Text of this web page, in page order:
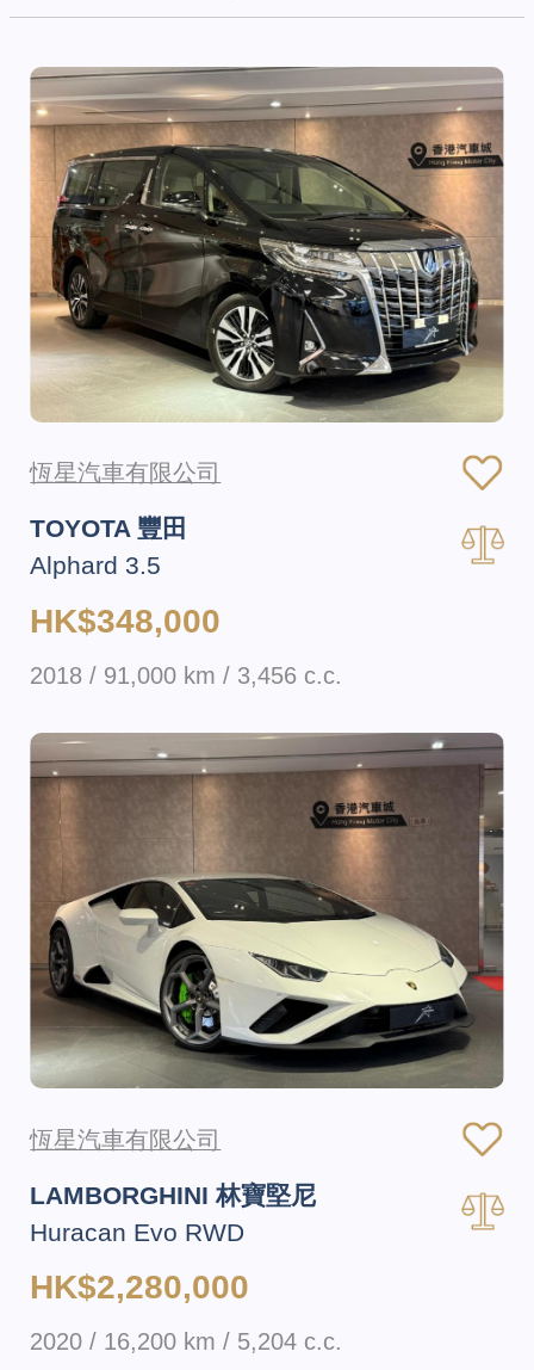
恆星汽車有限公司
TOYOTA 豐田
Alphard 3.5
HK$348,000
2018 / 91,000 km / 3,456 c.c.
恆星汽車有限公司
LAMBORGHINI 林寶堅尼
Huracan Evo RWD
HK$2,280,000
2020 / 16,200 km / 5,204 c.c.